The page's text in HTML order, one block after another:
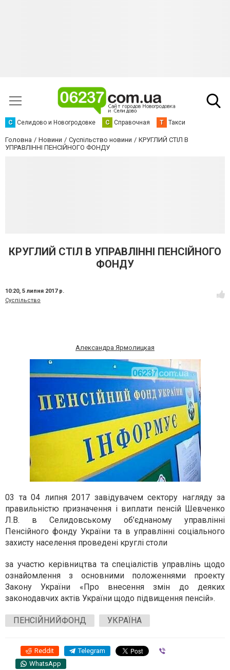
С Селидово и Новогродовке С Справочная Т Такси
Головна Новини Суспільство новини
КРУГЛИЙ СТІЛ В
УПРАВЛІННІ ПЕНСІЙНОГО ФОНДУ
КРУГЛИЙ СТІЛ В УПРАВЛІННІ ПЕНСІЙНОГО
ФОНДУ
10:20, 5 липня 2017 р.
Суспільство
Александра Ярмолицкая
03 та 04 липня 2017 завідувачем сектору нагляду за
правильністю призначення і виплати пенсій Шевченко
Л.В. в Селидовському об’єднаному управлінні
Пенсійного фонду України та в управлінні соціального
захисту населення проведені круглі столи
за участю керівництва та спеціалістів управлінь щодо
ознайомлення з основними положеннями проекту
Закону України «Про внесення змін до деяких
законодавчих актів України щодо підвищення пенсій».
ПЕНСІЙНИЙФОНД УКРАЇНА
Reddit Telegram
WhatsApp